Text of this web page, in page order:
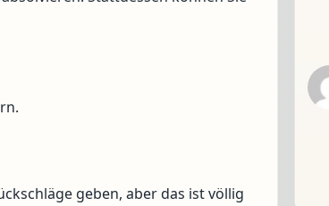
geben, aber das ist völlig